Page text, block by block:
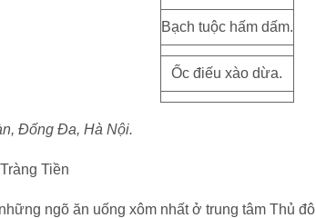
Bạch tuộc hấm dấm.
Ốc điếu xào dừa.
Đống Đa, Hà Nội.
Tiền
ngõ ăn uống xôm nhất ở trung tâm Thủ